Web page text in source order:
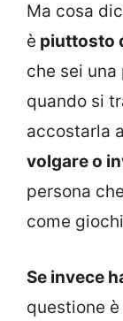
Ma cosa
è piuttosto
che sei
quando si
accostarla
volgare o
persona
come
Se invece
questione